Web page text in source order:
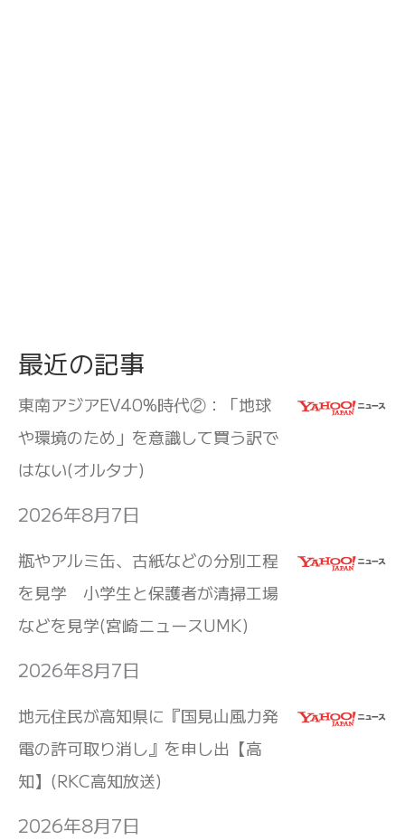
最近の記事
東南アジアEV40%時代②：「地球
や環境のため」を意識して買う訳で
はない(オルタナ)
2026年8月7日
瓶やアルミ缶、古紙などの分別工程
を見学 小学生と保護者が清掃工場
などを見学(宮崎ニュースUMK)
2026年8月7日
地元住民が高知県に『国見山風力発
電の許可取り消し』を申し出【高
知】(RKC高知放送)
2026年8月7日